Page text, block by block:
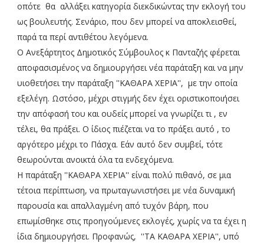
οπότε θα αλλάξει κατηγορία διεκδικώντας την εκλογή του
ως βουλευτής. Σενάριο, που δεν μπορεί να αποκλεισθεί,
παρά τα περί αντιθέτου λεγόμενα.
Ο Ανεξάρτητος Δημοτικός Σύμβουλος κ Πανταζής φέρεται
αποφασισμένος να δημιουργήσει νέα παράταξη και να μην
υιοθετήσει την παράταξη ''ΚΑΘΑΡΑ ΧΕΡΙΑ'', με την οποία
εξελέγη. Ωστόσο, μέχρι στιγμής δεν έχει οριστικοποιήσει
την απόφασή του και ουδείς μπορεί να γνωρίζει τι , εν
τέλει, θα πράξει. Ο ίδιος πιέζεται να το πράξει αυτό , το
αργότερο μέχρι το Πάσχα. Εάν αυτό δεν συμβεί, τότε
θεωρούνται ανοικτά όλα τα ενδεχόμενα.
Η παράταξη ''ΚΑΘΑΡΑ ΧΕΡΙΑ'' είναι πολύ πιθανό, σε μια
τέτοια περίπτωση, να πρωταγωνιστήσει με νέα δυναμική
παρουσία και απαλλαγμένη από τυχόν βάρη, που
επωμίσθηκε στις προηγούμενες εκλογές, χωρίς να τα έχει η
ίδια δημιουργήσει. Προφανώς, ''ΤΑ ΚΑΘΑΡΑ ΧΕΡΙΑ'', υπό